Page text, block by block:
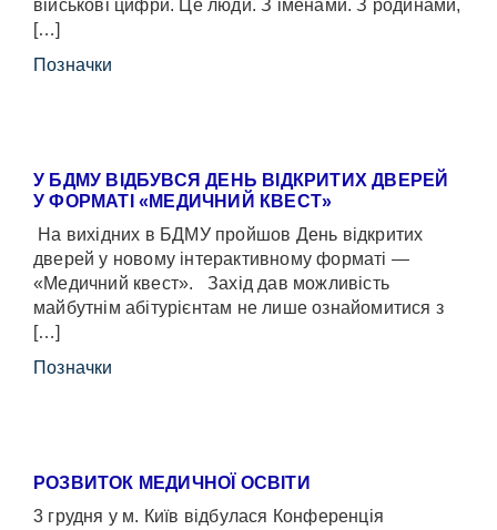
військові цифри. Це люди. З іменами. З родинами,
[…]
Позначки
У БДМУ ВІДБУВСЯ ДЕНЬ ВІДКРИТИХ ДВЕРЕЙ
У ФОРМАТІ «МЕДИЧНИЙ КВЕСТ»
На вихідних в БДМУ пройшов День відкритих
дверей у новому інтерактивному форматі —
«Медичний квест». Захід дав можливість
майбутнім абітурієнтам не лише ознайомитися з
[…]
Позначки
РОЗВИТОК МЕДИЧНОЇ ОСВІТИ
3 грудня у м. Київ відбулася Конференція